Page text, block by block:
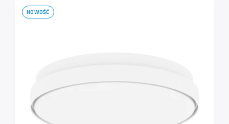
NOWOŚĆ